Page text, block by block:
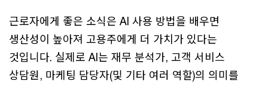
근로자에게 좋은 소식은 AI 사용 방법을 배우면
생산성이 높아져 고용주에게 더 ​​가치가 있다는
것입니다. 실제로 AI는 재무 분석가, 고객 서비스
상담원, 마케팅 담당자(및 기타 여러 역할)의 의미를